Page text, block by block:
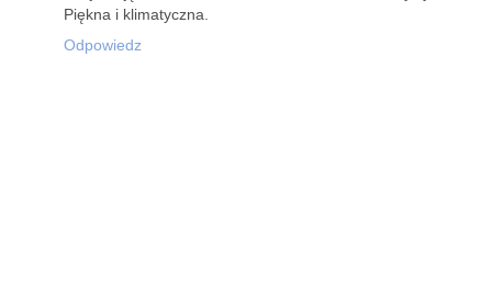
Piękna i klimatyczna.
Odpowiedz